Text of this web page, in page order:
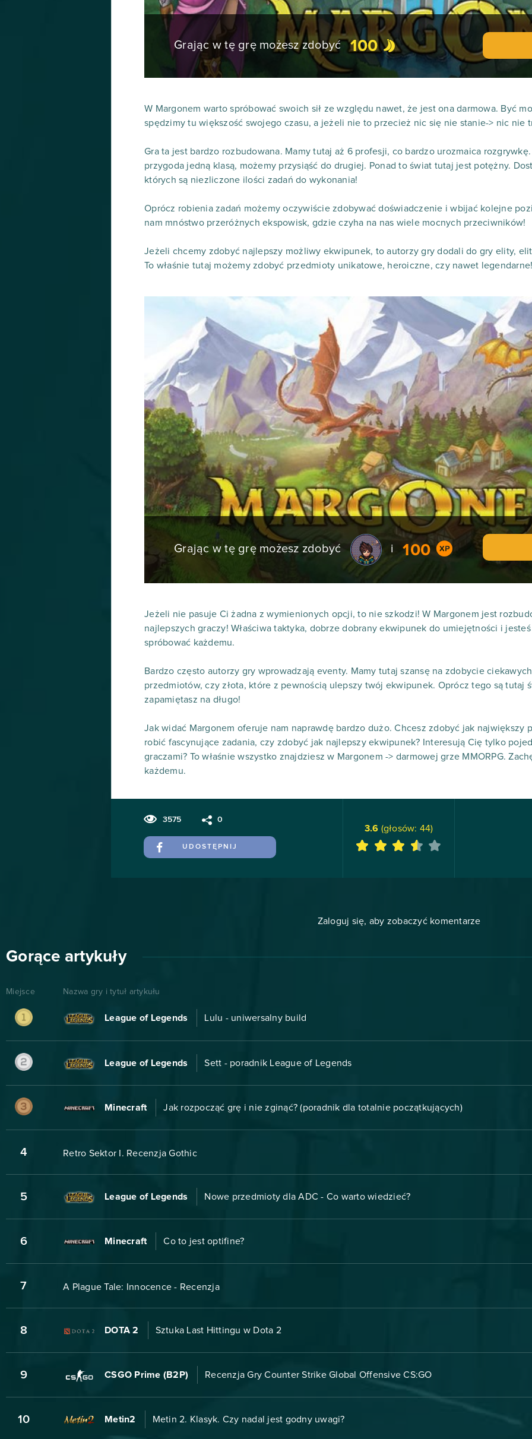
Grając w tę grę możesz zdobyć 100
W Margonem warto spróbować swoich sił ze względu nawet, że jest ona darmowa. Być
spędzimy tu większość swojego czasu, a jeżeli nie to przecież nic się nie stanie-> nic nie
Gra ta jest bardzo rozbudowana. Mamy tutaj aż 6 profesji, co bardzo urozmaica
przygoda jedną klasą, możemy przysiąść do drugiej. Ponad to świat tutaj jest potężny.
których są niezliczone ilości zadań do wykonania!
Oprócz robienia zadań możemy oczywiście zdobywać doświadczenie i wbijać kolejne
nam mnóstwo przeróżnych ekspowisk, gdzie czyha na nas wiele mocnych przeciwników!
Jeżeli chcemy zdobyć najlepszy możliwy ekwipunek, to autorzy gry dodali do gry elity,
To właśnie tutaj możemy zdobyć przedmioty unikatowe, heroiczne, czy nawet
Grając w tę grę możesz zdobyć i 100
Jeżeli nie pasuje Ci żadna z wymienionych opcji, to nie szkodzi! W Margonem jest
najlepszych graczy! Właściwa taktyka, dobrze dobrany ekwipunek do umiejętności i
spróbować każdemu.
Bardzo często autorzy gry wprowadzają eventy. Mamy tutaj szansę na zdobycie
przedmiotów, czy złota, które z pewnością ulepszy twój ekwipunek. Oprócz tego są tutaj
zapamiętasz na długo!
Jak widać Margonem oferuje nam naprawdę bardzo dużo. Chcesz zdobyć jak największy
robić fascynujące zadania, czy zdobyć jak najlepszy ekwipunek? Interesują Cię tylko
graczami? To właśnie wszystko znajdziesz w Margonem -> darmowej grze MMORPG.
każdemu.
3575 0
UDOSTĘPNIJ
3.6 (głosów: 44)
Zaloguj się, aby zobaczyć komentarze
Gorące artykuły
Miejsce Nazwa gry i tytuł artykułu
League of Legends Lulu - uniwersalny build
League of Legends Sett - poradnik League of Legends
Minecraft Jak rozpocząć grę i nie zginąć? (poradnik dla totalnie początkujących)
4 Retro Sektor I. Recenzja Gothic
5 League of Legends Nowe przedmioty dla ADC - Co warto wiedzieć?
6 Minecraft Co to jest optifine?
7 A Plague Tale: Innocence - Recenzja
8 DOTA 2 Sztuka Last Hittingu w Dota 2
9 CSGO Prime (B2P) Recenzja Gry Counter Strike Global Offensive CS:GO
10 Metin2 Metin 2. Klasyk. Czy nadal jest godny uwagi?